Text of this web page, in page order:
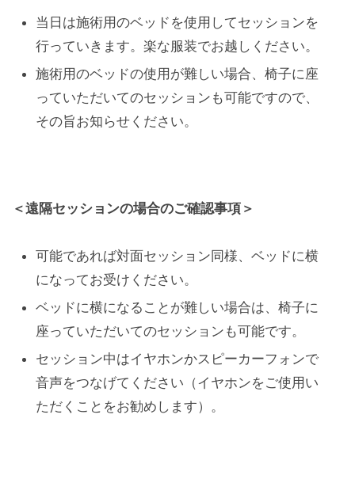
当日は施術用のベッドを使用してセッションを
行っていきます。楽な服装でお越しください。
施術用のベッドの使用が難しい場合、椅子に座
っていただいてのセッションも可能ですので、
その旨お知らせください。
＜遠隔セッションの場合のご確認事項＞
可能であれば対面セッション同様、ベッドに横
になってお受けください。
ベッドに横になることが難しい場合は、椅子に
座っていただいてのセッションも可能です。
セッション中はイヤホンかスピーカーフォンで
音声をつなげてください（イヤホンをご使用い
ただくことをお勧めします）。